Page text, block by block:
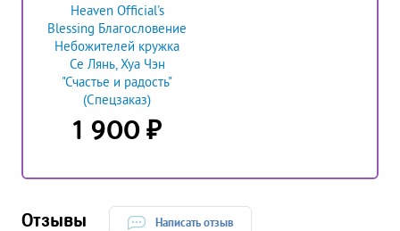
Heaven Official's
Blessing Благословение
Небожителей кружка
Се Лянь, Хуа Чэн
"Счастье и радость"
(Спецзаказ)
1 900 ₽
Отзывы Написать отзыв